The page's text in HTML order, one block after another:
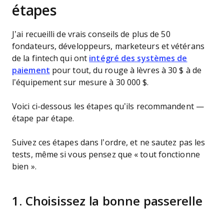
étapes
J’ai recueilli de vrais conseils de plus de 50
fondateurs, développeurs, marketeurs et vétérans
de la fintech qui ont intégré des systèmes de
paiement pour tout, du rouge à lèvres à 30 $ à de
l’équipement sur mesure à 30 000 $.
Voici ci-dessous les étapes qu’ils recommandent —
étape par étape.
Suivez ces étapes dans l’ordre, et ne sautez pas les
tests, même si vous pensez que « tout fonctionne
bien ».
1. Choisissez la bonne passerelle